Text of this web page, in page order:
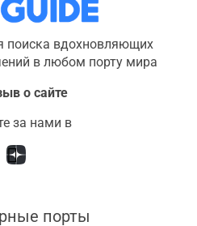
поиска вдохновляющих
в любом порту мира
о сайте
за нами в
порты